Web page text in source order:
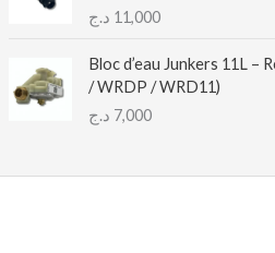
11,000 د.ج
Bloc d’eau Junkers 11L –
/ WRDP / WRD11)
7,000 د.ج